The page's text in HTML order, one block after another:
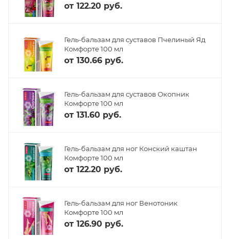
от 122.20 руб.
Гель-бальзам для суставов Пчелиный Яд
Комфорте 100 мл
от 130.66 руб.
Гель-бальзам для суставов Окопник
Комфорте 100 мл
от 131.60 руб.
Гель-бальзам для ног Конский каштан
Комфорте 100 мл
от 122.20 руб.
Гель-бальзам для ног Венотоник
Комфорте 100 мл
от 126.90 руб.